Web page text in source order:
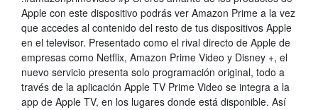
Apple con este dispositivo podrás ver Amazon Prime a la vez
que accedes al contenido del resto de tus dispositivos Apple
en el televisor. Presentado como el rival directo de Apple de
empresas como Netflix, Amazon Prime Video y Disney +, el
nuevo servicio presenta solo programación original, todo a
través de la aplicación Apple TV Prime Video se integra a la
app de Apple TV, en los lugares donde está disponible. Así